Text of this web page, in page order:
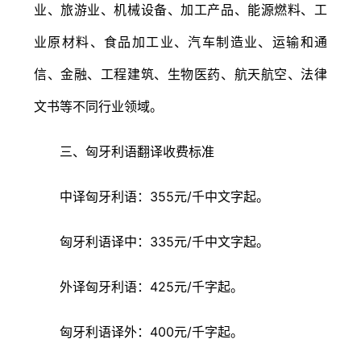
业、旅游业、机械设备、加工产品、能源燃料、工
业原材料、食品加工业、汽车制造业、运输和通
信、金融、工程建筑、生物医药、航天航空、法律
文书等不同行业领域。
三、匈牙利语翻译收费标准
中译匈牙利语：355元/千中文字起。
匈牙利语译中：335元/千中文字起。
外译匈牙利语：425元/千字起。
匈牙利语译外：400元/千字起。